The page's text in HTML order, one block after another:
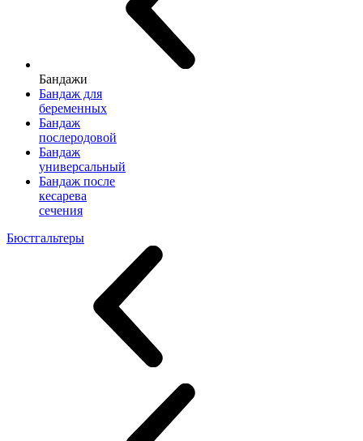
Бандажи
Бандаж для
беременных
Бандаж
послеродовой
Бандаж
универсальный
Бандаж после
кесарева
сечения
Бюстгальтеры